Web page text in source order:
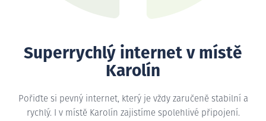
Superrychlý internet v místě
Karolín
Pořiďte si pevný internet, který je vždy zaručeně stabilní a
rychlý. I v místě Karolín zajistíme spolehlivé připojení.